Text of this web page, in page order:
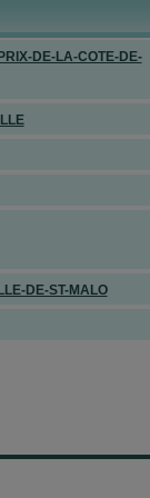
payés à l’arrivée
DE-LA-COTE-DE-
DE-ST-MALO